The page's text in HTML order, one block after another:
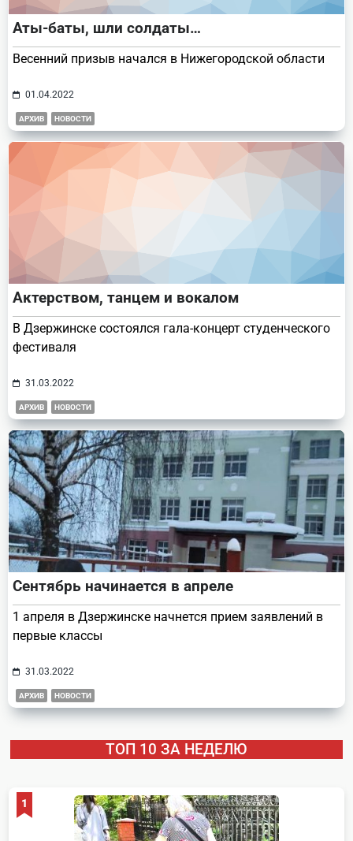
Аты-баты, шли солдаты…
Весенний призыв начался в Нижегородской области
01.04.2022
АРХИВ НОВОСТИ
Актерством, танцем и вокалом
В Дзержинске состоялся гала-концерт студенческого
фестиваля
31.03.2022
АРХИВ НОВОСТИ
Сентябрь начинается в апреле
1 апреля в Дзержинске начнется прием заявлений в
первые классы
31.03.2022
АРХИВ НОВОСТИ
ТОП 10 ЗА НЕДЕЛЮ